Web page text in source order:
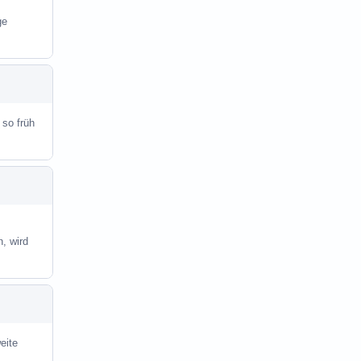
so früh
wird